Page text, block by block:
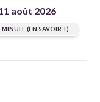
août 2026
MINUIT (EN SAVOIR +)